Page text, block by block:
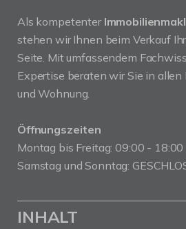
Als kompetenter
stehen wir Ihnen beim Verkauf
Seite. Mit umfassendem
Expertise beraten wir Sie in allen
und Wohnung.
Öffnungszeiten
Montag bis Freitag: 09:00 - 18:00
Samstag und Sonntag:
INHALT